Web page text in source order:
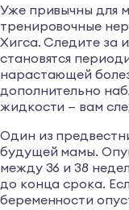
Уже привычны для
тренировочные
Хигса. Следите за
становятся
нарастающей
дополнительно
жидкости — вам
Один из
будущей мамы.
между 36 и 38
до конца срока.
беременности